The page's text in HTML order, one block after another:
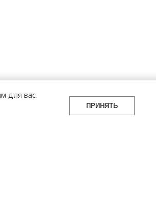
для вас.
ПРИНЯТЬ